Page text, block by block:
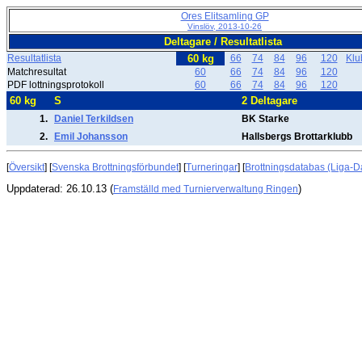
Ores Elitsamling GP
Vinslöv, 2013-10-26
Deltagare / Resultatlista
Resultatlista 60 kg 66 74 84 96 120
Matchresultat
60 66 74 84 96
120
PDF lottningsprotokoll
60 66 74 84 96 120
60 kg S 2 Deltagare
1. Daniel Terkildsen
BK Starke
2.
Emil Johansson Hallsbergs Brottarklubb
[Översikt] [Svenska Brottningsförbundet] [Turneringar] [Brottningsdatabas (Liga-
Uppdaterad: 26.10.13 (Framställd med Turnierverwaltung Ringen)